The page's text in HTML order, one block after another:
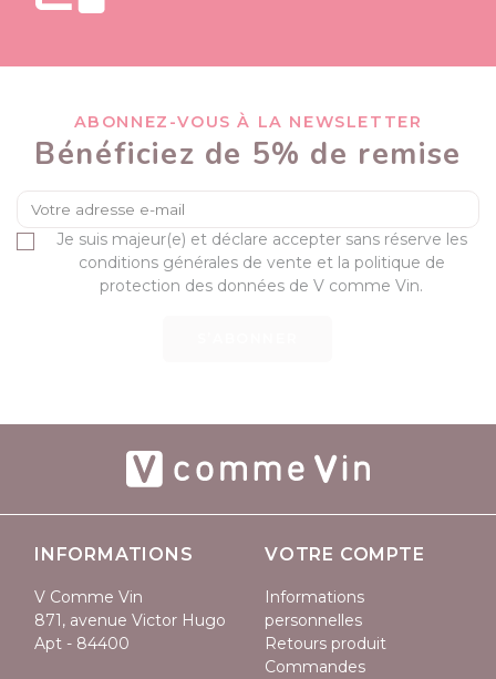
ABONNEZ-VOUS À LA NEWSLETTER
Bénéficiez de 5% de remise
Je suis majeur(e) et déclare accepter sans réserve les
conditions générales de vente et la politique de
protection des données de V comme Vin.
INFORMATIONS
V Comme Vin
871, avenue Victor Hugo
Apt - 84400
VOTRE COMPTE
Informations
personnelles
Retours produit
Commandes